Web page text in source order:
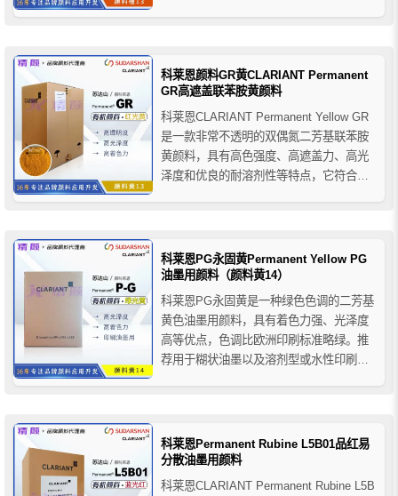
科莱恩颜料GR黄CLARIANT Permanent
GR高遮盖联苯胺黄颜料
科莱恩CLARIANT Permanent Yellow GR
是一款非常不透明的双偶氮二芳基联苯胺
黄颜料，具有高色强度、高遮盖力、高光
泽度和优良的耐溶剂性等特点，它符合欧
装饰油墨。
科莱恩PG永固黄Permanent Yellow PG
油墨用颜料（颜料黄14）
科莱恩PG永固黄是一种绿色色调的二芳基
黄色油墨用颜料，具有着色力强、光泽度
高等优点，色调比欧洲印刷标准略绿。推
荐用于糊状油墨以及溶剂型或水性印刷油
科莱恩Permanent Rubine L5B01品红易
分散油墨用颜料
科莱恩CLARIANT Permanent Rubine L5B